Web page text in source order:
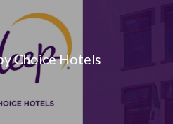
Choice Hotels